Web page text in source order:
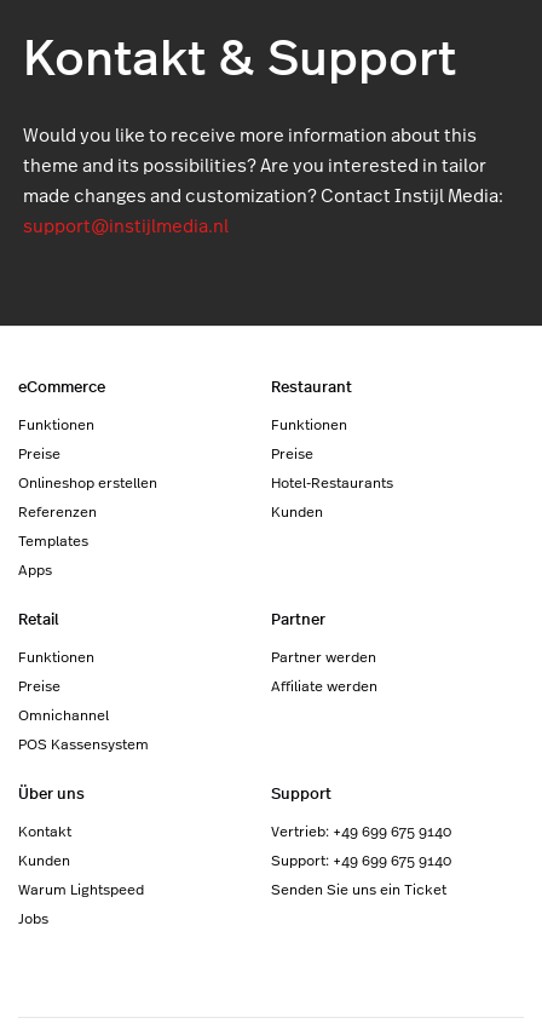
Kontakt & Support
Would you like to receive more information about this
theme and its possibilities? Are you interested in tailor
made changes and customization? Contact Instijl Media:
support@instijlmedia.nl
eCommerce
Funktionen
Preise
Onlineshop erstellen
Referenzen
Templates
Apps
Restaurant
Funktionen
Preise
Hotel-Restaurants
Kunden
Retail
Funktionen
Preise
Omnichannel
POS Kassensystem
Partner
Partner werden
Affiliate werden
Über uns
Kontakt
Kunden
Warum Lightspeed
Jobs
Support
Vertrieb: +49 699 675 9140
Support: +49 699 675 9140
Senden Sie uns ein Ticket